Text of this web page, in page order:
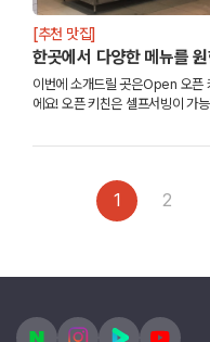
[추천 맛집]
한곳에서 다양한 메뉴를
이번에 소개드릴 곳은Open 오픈
에요! 오픈 키친은 셀프서빙이 가
피자나, 샌드위치, 디저트 등 따로
1 2